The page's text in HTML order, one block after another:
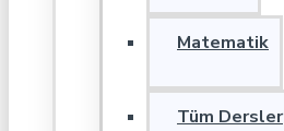
Matematik
Tüm Dersler